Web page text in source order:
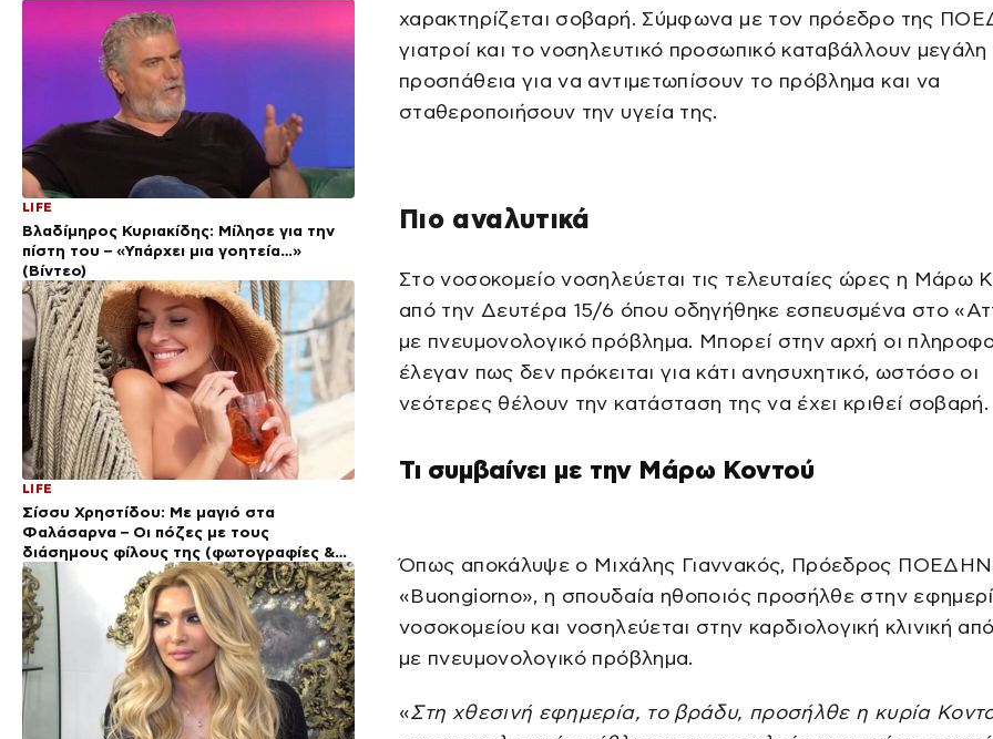
LIFE
Βλαδίμηρος Κυριακίδης: Μίλησε για την
πίστη του – «Υπάρχει μια γοητεία…»
(Βίντεο)
LIFE
Σίσσυ Χρηστίδου: Με μαγιό στα
Φαλάσαρνα – Οι πόζες με τους
διάσημους φίλους της (φωτογραφίες &
βίντεο)
χαρακτηρίζεται σοβαρή. Σύμφωνα με τον πρόεδρο της
γιατροί και το νοσηλευτικό προσωπικό καταβάλλουν μεγάλη
προσπάθεια για να αντιμετωπίσουν το πρόβλημα και να
σταθεροποιήσουν την υγεία της.
Πιο αναλυτικά
Στο νοσοκομείο νοσηλεύεται τις τελευταίες ώρες η Μάρω
από την Δευτέρα 15/6 όπου οδηγήθηκε εσπευσμένα στο
με πνευμονολογικό πρόβλημα. Μπορεί στην αρχή οι
έλεγαν πως δεν πρόκειται για κάτι ανησυχητικό, ωστόσο οι
νεότερες θέλουν την κατάσταση της να έχει κριθεί σοβαρή.
Τι συμβαίνει με την Μάρω Κοντού
Όπως αποκάλυψε ο Μιχάλης Γιαννακός, Πρόεδρος
«Buongiorno», η σπουδαία ηθοποιός προσήλθε στην
νοσοκομείου και νοσηλεύεται στην καρδιολογική κλινική
με πνευμονολογικό πρόβλημα.
«Στη χθεσινή εφημερία, το βράδυ, προσήλθε η κυρία